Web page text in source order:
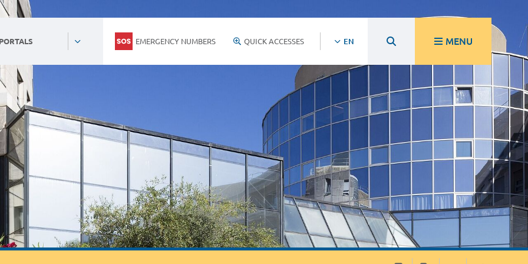
EMERGENCY NUMBERS QUICK ACCESSES EN MENU